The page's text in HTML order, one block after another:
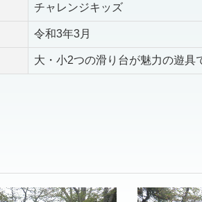
チャレンジキッズ
令和3年3月
大・小2つの滑り台が魅力の遊具